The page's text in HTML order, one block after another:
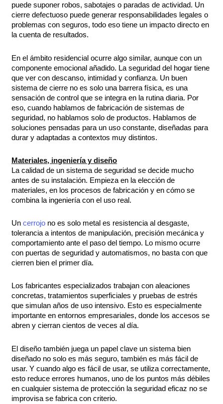
puede suponer robos, sabotajes o paradas de actividad. Un
cierre defectuoso puede generar responsabilidades legales o
problemas con seguros, todo eso tiene un impacto directo en
la cuenta de resultados.
En el ámbito residencial ocurre algo similar, aunque con un
componente emocional añadido. La seguridad del hogar tiene
que ver con descanso, intimidad y confianza. Un buen
sistema de cierre no es solo una barrera física, es una
sensación de control que se integra en la rutina diaria. Por
eso, cuando hablamos de fabricación de sistemas de
seguridad, no hablamos solo de productos. Hablamos de
soluciones pensadas para un uso constante, diseñadas para
durar y adaptadas a contextos muy distintos.
Materiales, ingeniería y diseño
La calidad de un sistema de seguridad se decide mucho
antes de su instalación. Empieza en la elección de
materiales, en los procesos de fabricación y en cómo se
combina la ingeniería con el uso real.
Uncerrojo no es solo metal es resistencia al desgaste,
tolerancia a intentos de manipulación, precisión mecánica y
comportamiento ante el paso del tiempo. Lo mismo ocurre
con puertas de seguridad y automatismos, no basta con que
cierren bien el primer día.
Los fabricantes especializados trabajan con aleaciones
concretas, tratamientos superficiales y pruebas de estrés
que simulan años de uso intensivo. Esto es especialmente
importante en entornos empresariales, donde los accesos se
abren y cierran cientos de veces al día.
El diseño también juega un papel clave un sistema bien
diseñado no solo es más seguro, también es más fácil de
usar. Y cuando algo es fácil de usar, se utiliza correctamente,
esto reduce errores humanos, uno de los puntos más débiles
en cualquier sistema de protección la seguridad eficaz no se
improvisa se fabrica con criterio.